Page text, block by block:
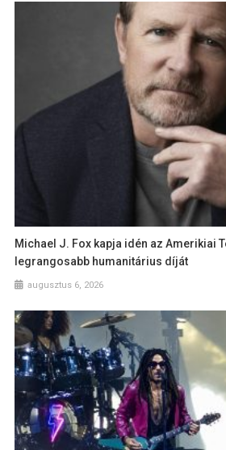
Michael J. Fox kapja idén az Amerikiai
legrangosabb humanitárius díját
augusztus 6, 2026